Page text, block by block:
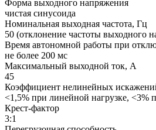
Форма выходного напряжения
чистая синусоида
Номинальная выходная частота, Гц
50 (отклонение частоты выходного
Время автономной работы при
не более 200 мс
Максимальный выходной ток, А
45
Коэффициент нелинейных
<1,5% при линейной нагрузке, <3%
Крест-фактор
3:1